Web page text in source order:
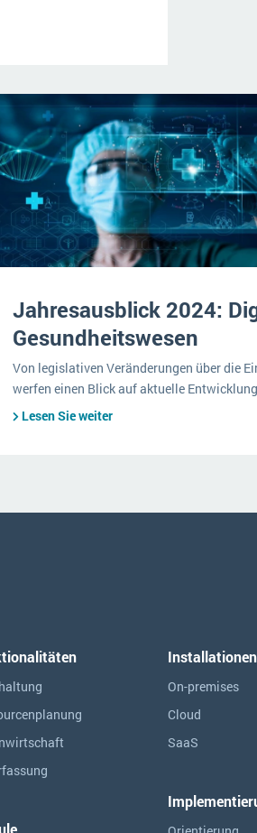
Jahresausblick 2024:
Gesundheitswesen
Von legislativen Veränderungen über die
werfen einen Blick auf aktuelle
Lesen Sie weiter
Installationen
On-premises
Cloud
SaaS